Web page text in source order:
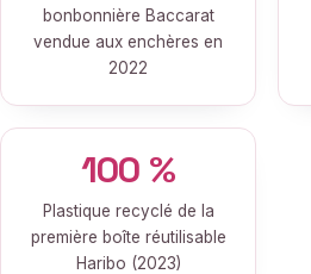
bonbonnière Baccarat
vendue aux enchères en
2022
100 %
Plastique recyclé de la
première boîte réutilisable
Haribo (2023)